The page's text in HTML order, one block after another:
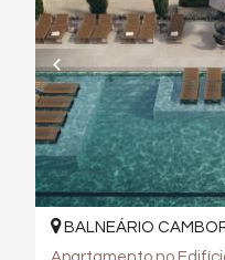
BALNEÁRIO